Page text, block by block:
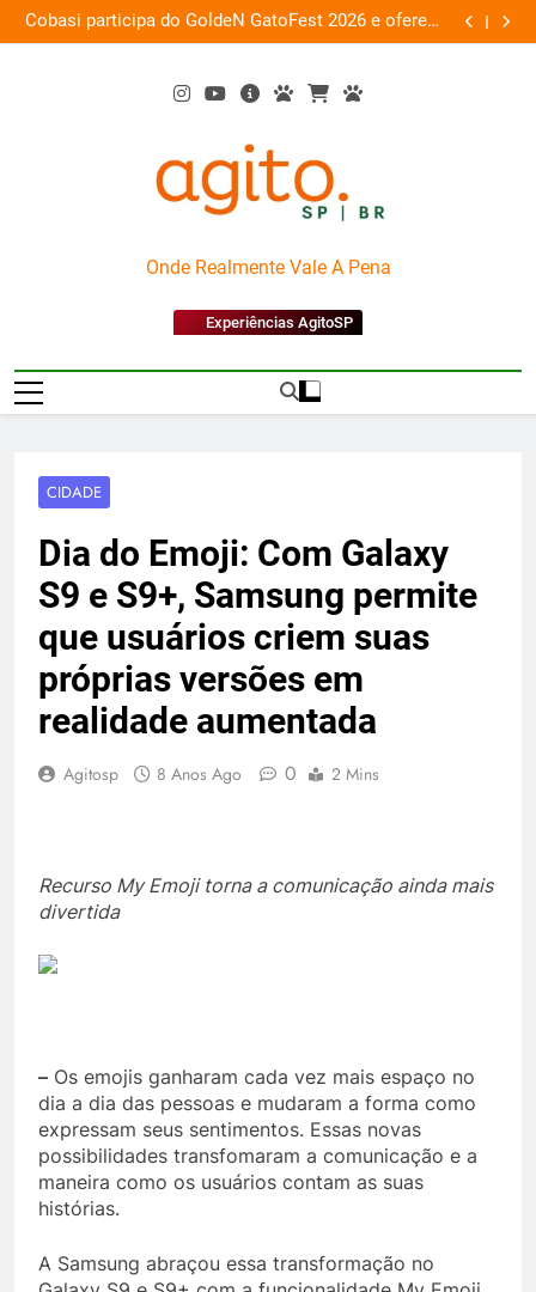
Skip
to
participa do GoldeN GatoFest 2026 e oferece
descontos de até 50%
Guaraná
AgitoSP
Onde Realmente Vale A Pena
Experiências AgitoSP
CIDADE
Dia do Emoji: Com Galaxy
S9 e S9+, Samsung permite
que usuários criem suas
próprias versões em
realidade aumentada
Agitosp 8 Anos Ago 0 2 Mins
Recurso My Emoji torna a comunicação ainda mais
divertida
– Os emojis ganharam cada vez mais espaço no
dia a dia das pessoas e mudaram a forma como
expressam seus sentimentos. Essas novas
possibilidades transfomaram a comunicação e a
maneira como os usuários contam as suas
histórias.
A Samsung abraçou essa transformação no